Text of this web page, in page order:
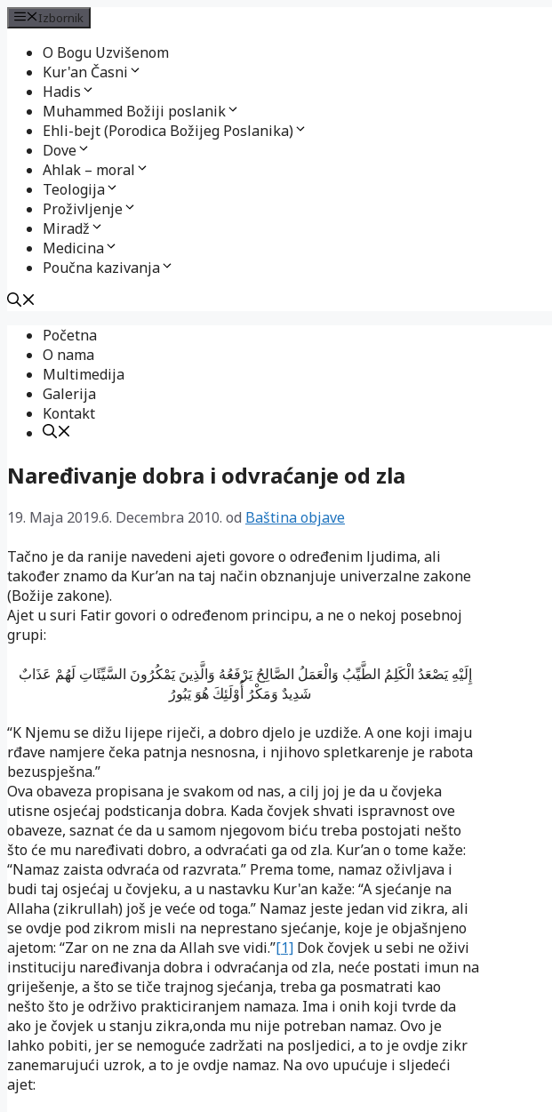
Izbornik
O Bogu Uzvišenom
Kur'an Časni
Hadis
Muhammed Božiji poslanik
Ehli-bejt (Porodica Božijeg Poslanika)
Dove
Ahlak – moral
Teologija
Proživljenje
Miradž
Medicina
Poučna kazivanja
sadržaj
Početna
O nama
Multimedija
Galerija
Kontakt
Naređivanje dobra i odvraćanje od zla
19. Maja 2019.6. Decembra 2010. od Baština objave
Tačno je da ranije navedeni ajeti govore o određenim ljudima, ali
također znamo da Kur’an na taj način obznanjuje univerzalne zakone
(Božije zakone).
Ajet u suri Fatir govori o određenom principu, a ne o nekoj posebnoj
grupi:
إِلَيْهِ يَصْعَدُ الْكَلِمُ الطَّيِّبُ وَالْعَمَلُ الصَّالِحُ يَرْفَعُهُ وَالَّذِينَ يَمْكُرُونَ السَّيِّئَاتِ لَهُمْ عَذَابٌ
“K Njemu se dižu lijepe riječi, a dobro djelo je uzdiže. A one koji imaju
rđave namjere čeka patnja nesnosna, i njihovo spletkarenje je rabota
bezuspješna.”
Ova obaveza propisana je svakom od nas, a cilj joj je da u čovjeka
utisne osjećaj podsticanja dobra. Kada čovjek shvati ispravnost ove
obaveze, saznat će da u samom njegovom biću treba postojati nešto
što će mu naređivati dobro, a odvraćati ga od zla. Kur’an o tome kaže:
“Namaz zaista odvraća od razvrata.” Prema tome, namaz oživljava i
budi taj osjećaj u čovjeku, a u nastavku Kur'an kaže: “A sjećanje na
Allaha (zikrullah) još je veće od toga.” Namaz jeste jedan vid zikra, ali
se ovdje pod zikrom misli na neprestano sjećanje, koje je objašnjeno
ajetom: “Zar on ne zna da Allah sve vidi.”[1] Dok čovjek u sebi ne oživi
instituciju naređivanja dobra i odvraćanja od zla, neće postati imun na
griješenje, a što se tiče trajnog sjećanja, treba ga posmatrati kao
nešto što je održivo prakticiranjem namaza. Ima i onih koji tvrde da
ako je čovjek u stanju zikra,onda mu nije potreban namaz. Ovo je
lahko pobiti, jer se nemoguće zadržati na posljedici, a to je ovdje zikr
zanemarujući uzrok, a to je ovdje namaz. Na ovo upućuje i sljedeći
ajet: